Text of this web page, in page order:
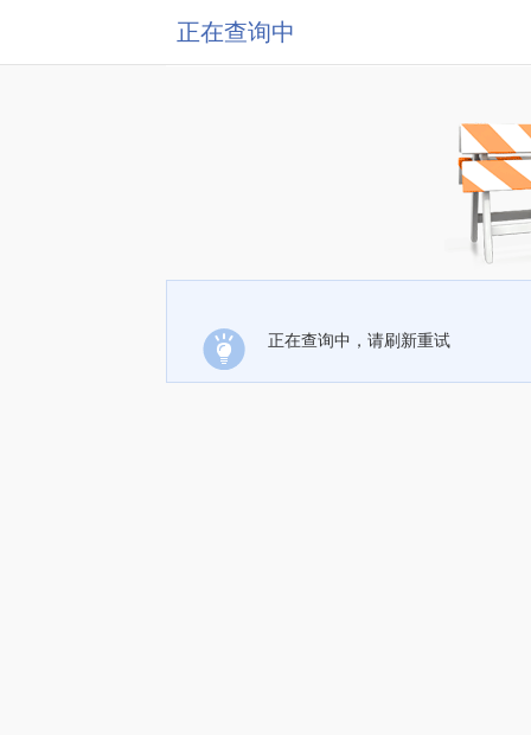
正在查询中
正在查询中，请刷新重试